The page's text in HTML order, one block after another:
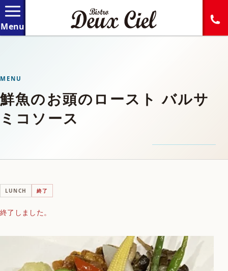
MENU
鮮魚のお頭のロースト バルサ
ミコソース
LUNCH 終了
終了しました。